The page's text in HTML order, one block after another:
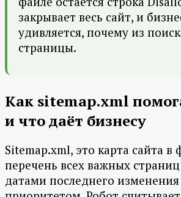
закрывает весь сайт, и
удивляется, почему из
страницы.
Как sitemap.xml
и что даёт бизнесу
Sitemap.xml, это карта сайта в
перечень всех важных
датами последнего